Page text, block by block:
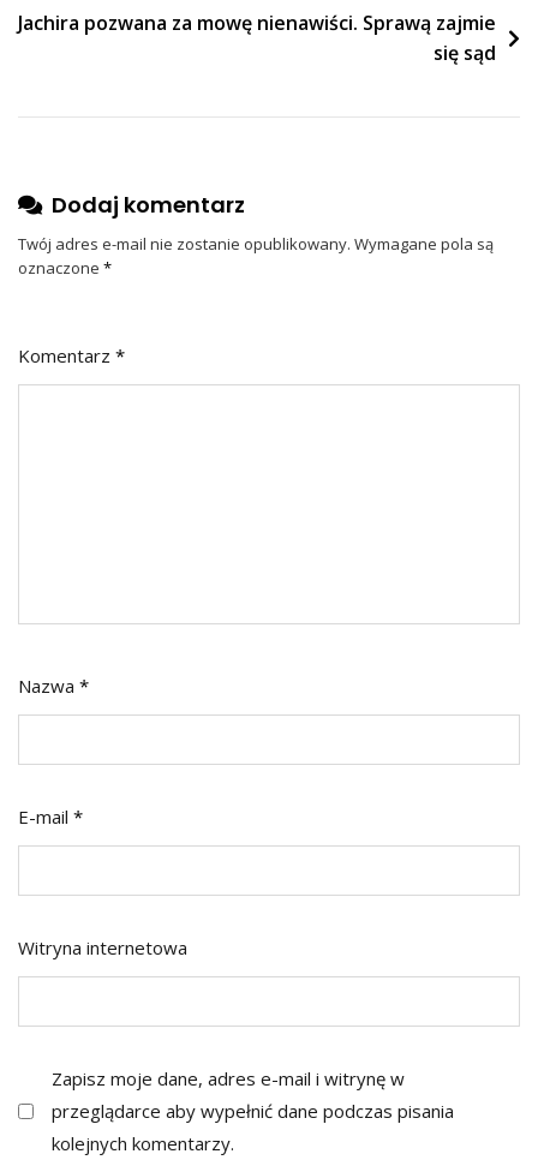
Jachira pozwana za mowę nienawiści. Sprawą zajmie
się sąd
Dodaj komentarz
Twój adres e-mail nie zostanie opublikowany. Wymagane pola są
oznaczone *
Komentarz *
Nazwa *
E-mail *
Witryna internetowa
Zapisz moje dane, adres e-mail i witrynę w
przeglądarce aby wypełnić dane podczas pisania
kolejnych komentarzy.